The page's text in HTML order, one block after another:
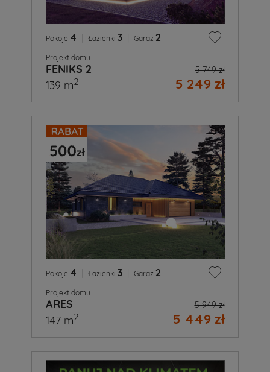
Pokoje 4 Łazienki 3 Garaż 2
Projekt domu
FENIKS 2 5 749 zł
5 249 zł
139 m2
Pokoje 4 Łazienki 3 Garaż 2
Projekt domu
ARES 5 949 zł
5 449 zł
147 m2